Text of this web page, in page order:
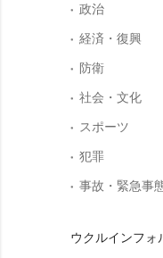
政治
経済・復興
防衛
社会・文化
スポーツ
犯罪
事故・緊急事
ウクルインフォ